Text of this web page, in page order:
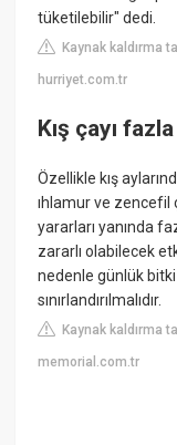
tüketilebilir" dedi.
Kaynak kaldırma
hurriyet.com.tr
Kış çayı
Özellikle kış
ıhlamur ve zencefil
yararları yanında
zararlı olabilecek
nedenle günlük
sınırlandırılmalıdır.
Kaynak kaldırma
memorial.com.tr